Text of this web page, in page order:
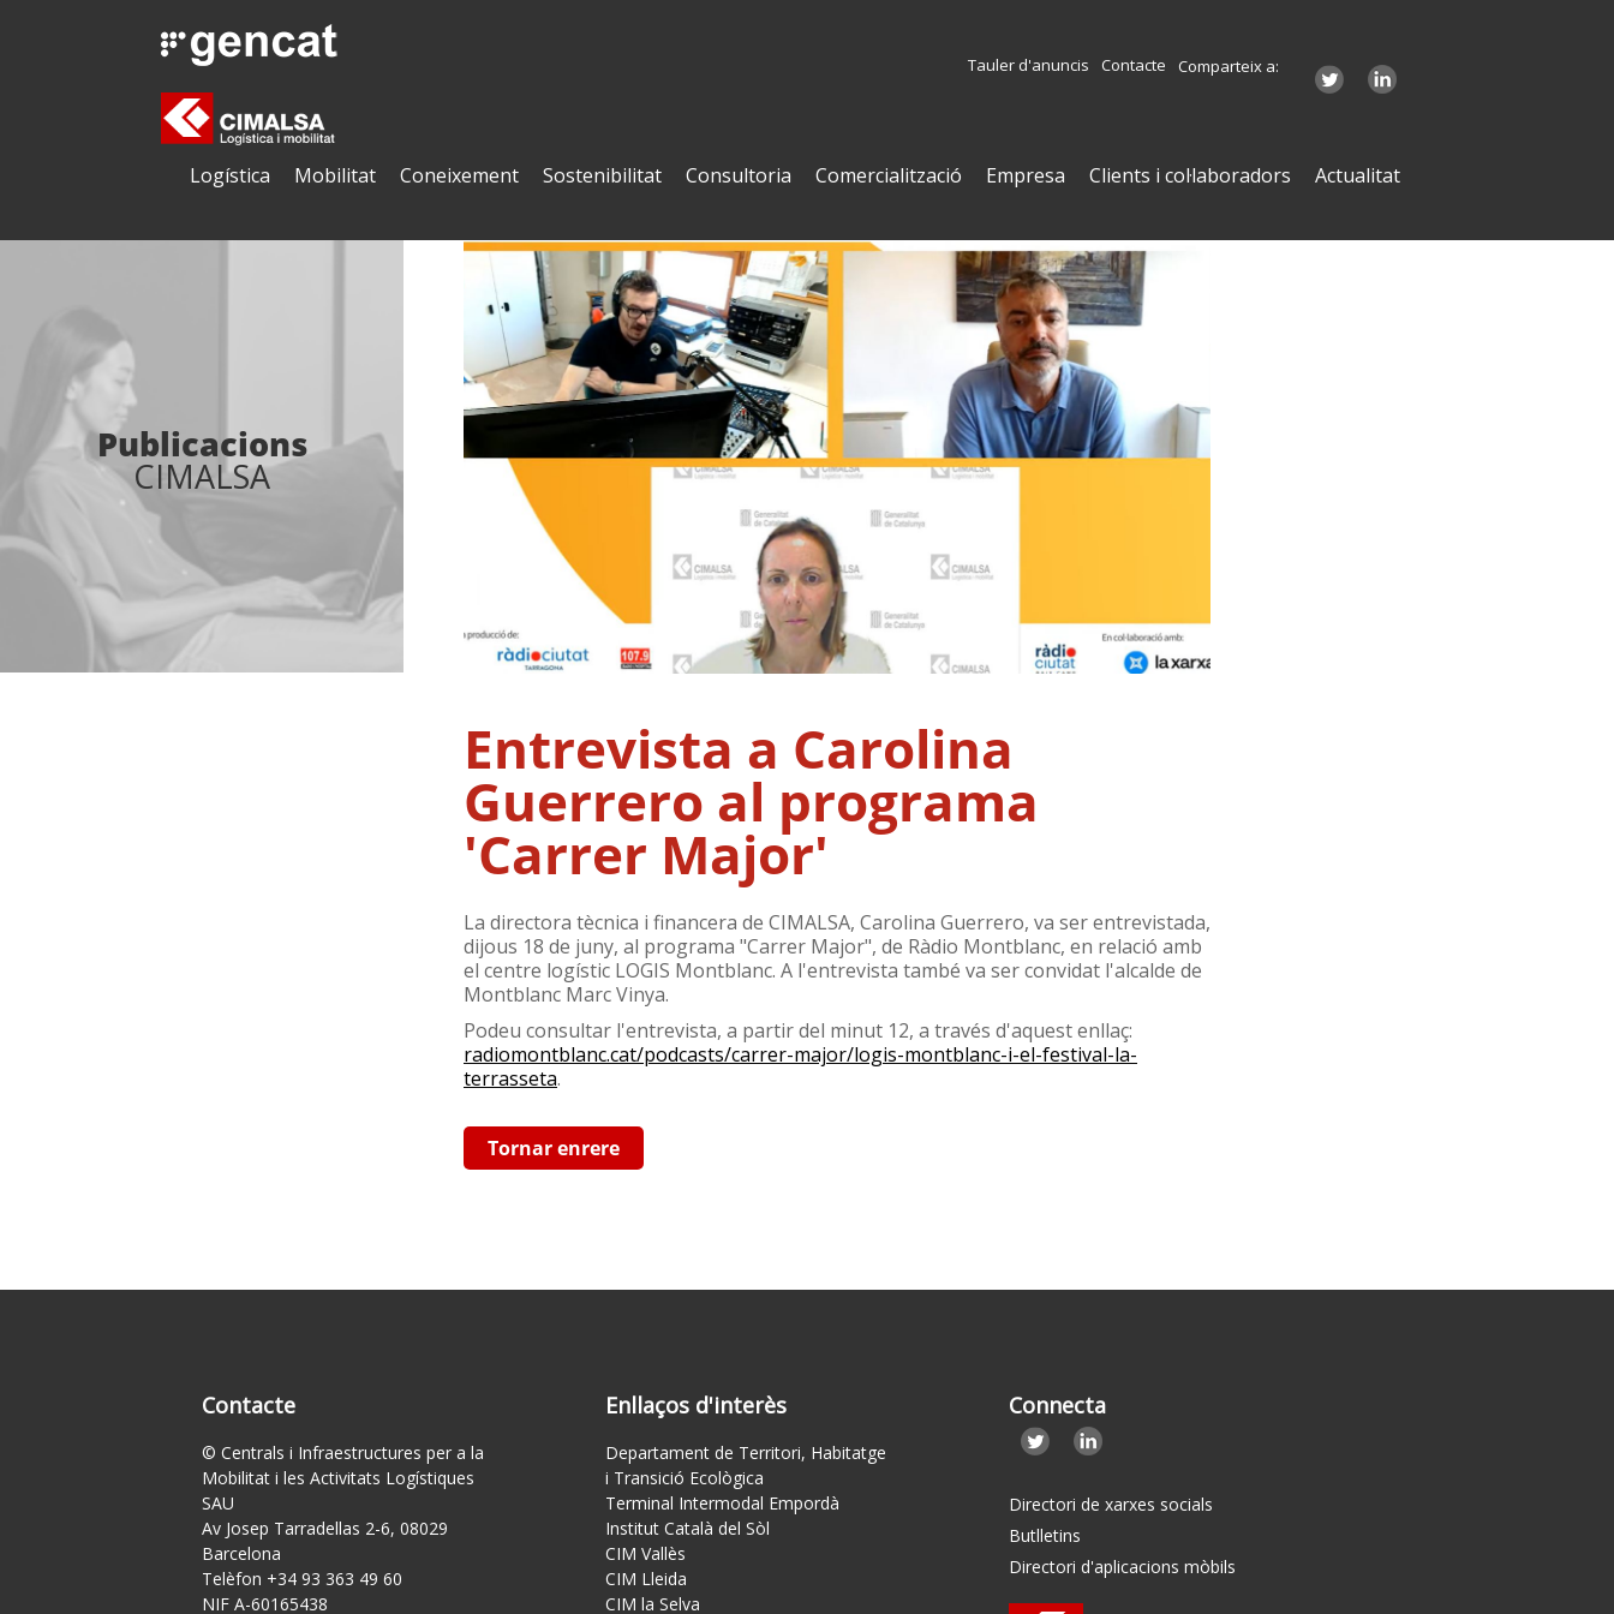
Tauler d'anuncis Contacte Comparteix a:
Logística Mobilitat Coneixement Sostenibilitat Consultoria Comercialització Empresa Clients i col·laboradors Actualitat
Publicacions
CIMALSA
Entrevista a Carolina
Guerrero al programa
'Carrer Major'
La directora tècnica i financera de CIMALSA, Carolina Guerrero, va ser entrevistada,
dijous 18 de juny, al programa "Carrer Major", de Ràdio Montblanc, en relació amb
el centre logístic LOGIS Montblanc. A l'entrevista també va ser convidat l'alcalde de
Montblanc Marc Vinya.
Podeu consultar l'entrevista, a partir del minut 12, a través d'aquest enllaç:
radiomontblanc.cat/podcasts/carrer-major/logis-montblanc-i-el-festival-la-
terrasseta.
Tornar enrere
Contacte
© Centrals i Infraestructures per a la
Mobilitat i les Activitats Logístiques
SAU
Av Josep Tarradellas 2-6, 08029
Barcelona
Telèfon +34 93 363 49 60
NIF A-60165438
Enllaços d'interès
Departament de Territori, Habitatge
i Transició Ecològica
Terminal Intermodal Empordà
Institut Català del Sòl
CIM Vallès
CIM Lleida
CIM la Selva
Connecta
Directori de xarxes socials
Butlletins
Directori d'aplicacions mòbils